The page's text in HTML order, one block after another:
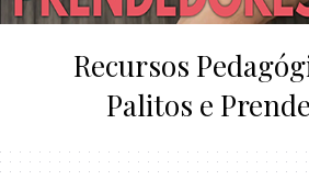
Recursos
Palitos e